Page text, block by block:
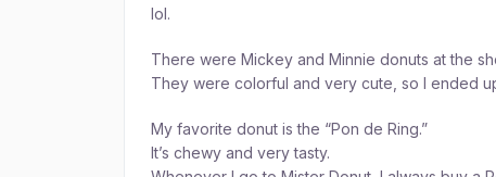
lol.
There were Mickey and Minnie donuts at the
They were colorful and very cute, so I ended
My favorite donut is the “Pon de Ring.”
It’s chewy and very tasty.